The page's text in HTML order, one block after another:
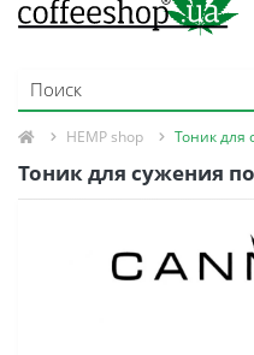
HEMP shop Тоник для
Тоник для сужения